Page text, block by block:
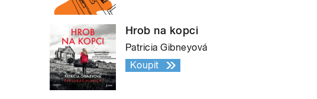
Hrob na kopci
Patricia Gibneyová
Koupit